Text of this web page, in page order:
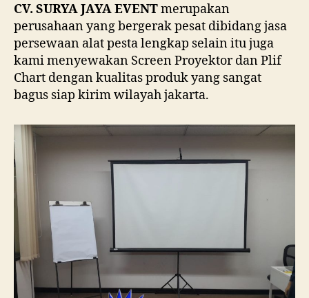
CV. SURYA JAYA EVENTmerupakan
perusahaan yang bergerak pesat dibidang jasa
persewaan alat pesta lengkap selain itu juga
kami menyewakan Screen Proyektor dan Plif
Chart dengan kualitas produk yang sangat
bagus siap kirim wilayah jakarta.